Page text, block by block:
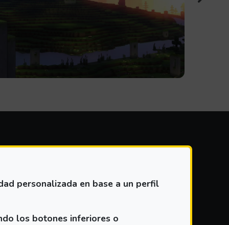
personalizada en base a un perfil
los botones inferiores o